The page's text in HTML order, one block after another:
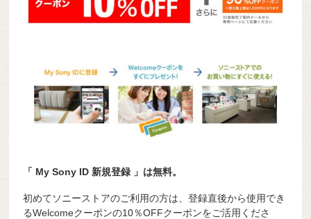
「 My Sony ID 新規登録 」は無料。
初めてソニーストアのご利用の方は、登録直後から使用でき
るWelcomeクーポンの10％OFFクーポンをご活用くださ